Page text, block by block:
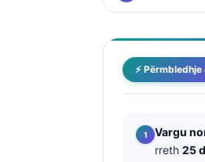
⚡
Vargu
rreth 25